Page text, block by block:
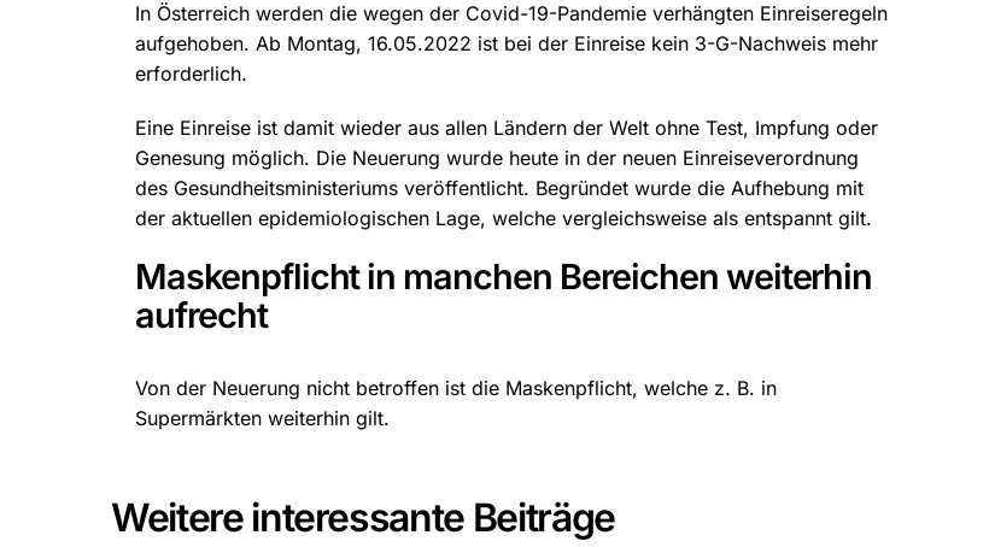
In Österreich werden die wegen der Covid-19-Pandemie verhängten Einreiseregeln
aufgehoben. Ab Montag, 16.05.2022 ist bei der Einreise kein 3-G-Nachweis mehr
erforderlich.
Eine Einreise ist damit wieder aus allen Ländern der Welt ohne Test, Impfung oder
Genesung möglich. Die Neuerung wurde heute in der neuen Einreiseverordnung
des Gesundheitsministeriums veröffentlicht. Begründet wurde die Aufhebung mit
der aktuellen epidemiologischen Lage, welche vergleichsweise als entspannt gilt.
Maskenpflicht in manchen Bereichen weiterhin
aufrecht
Von der Neuerung nicht betroffen ist die Maskenpflicht, welche z. B. in
Supermärkten weiterhin gilt.
Weitere interessante Beiträge